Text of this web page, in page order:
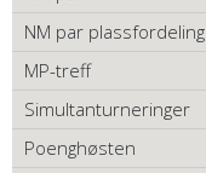
NM par plassfordeling
MP-treff
Simultanturneringer
Poenghøsten